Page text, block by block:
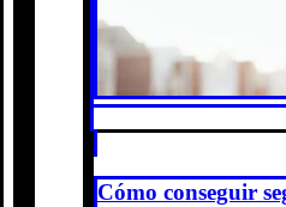
Cómo conseguir